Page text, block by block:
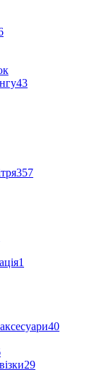
43
357
1
40
29